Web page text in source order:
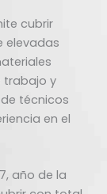
cubrir
elevadas
trabajo y
técnicos
en el
año de la